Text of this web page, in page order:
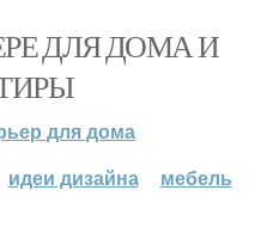
ДЛЯ ДОМА И
для дома
идеи дизайна мебель